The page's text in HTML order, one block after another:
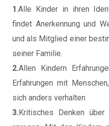
1.Alle Kinder in ihren
findet Anerkennung und
und als Mitglied einer
seiner Familie.
2.Allen Kindern
Erfahrungen mit
sich anders verhalten
3.Kritisches Denken über